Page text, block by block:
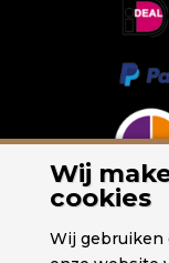
Wij
cookies
Wij gebruiken